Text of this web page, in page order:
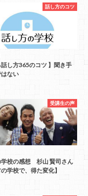
話し方のコツ
話し方365のコツ 】聞き手
ない
受講生の声
学校の感想 杉山 賢司さん
の学校で、得た変化】